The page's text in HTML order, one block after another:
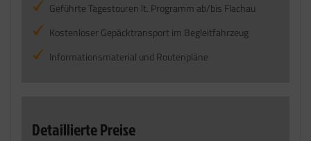
Geführte Tagestouren lt. Programm ab/bis Flachau
Kostenloser Gepäcktransport im Begleitfahrzeug
Informationsmaterial und Routenpläne
Detaillierte Preise